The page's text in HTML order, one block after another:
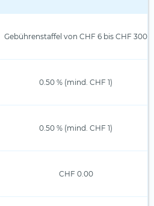
Gebührenstaffel von CHF 6 bis CHF 300
0.50 % (mind. CHF 1)
0.50 % (mind. CHF 1)
CHF 0.00